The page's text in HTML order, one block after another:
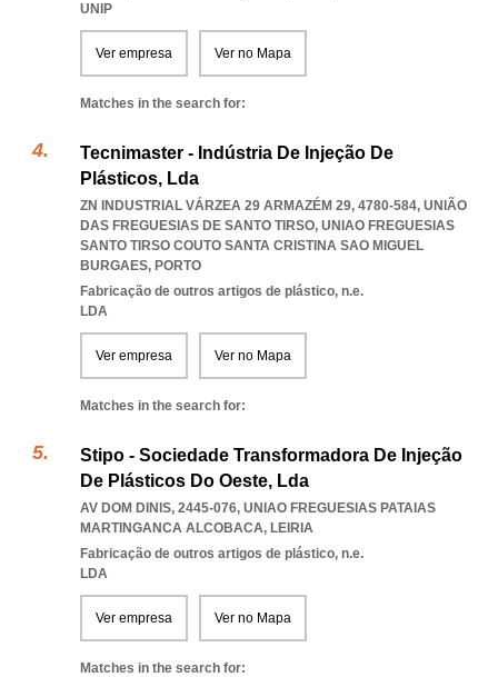
UNIP
Ver empresa Ver no Mapa
Matches in the search for:
Tecnimaster - Indústria De Injeção De
Plásticos, Lda
ZN INDUSTRIAL VÁRZEA 29 ARMAZÉM 29, 4780-584, UNIÃO
DAS FREGUESIAS DE SANTO TIRSO, UNIAO FREGUESIAS
SANTO TIRSO COUTO SANTA CRISTINA SAO MIGUEL
BURGAES, PORTO
Fabricação de outros artigos de plástico, n.e.
LDA
Ver empresa Ver no Mapa
Matches in the search for:
Stipo - Sociedade Transformadora De Injeção
De Plásticos Do Oeste, Lda
AV DOM DINIS, 2445-076, UNIAO FREGUESIAS PATAIAS
MARTINGANCA ALCOBACA, LEIRIA
Fabricação de outros artigos de plástico, n.e.
LDA
Ver empresa Ver no Mapa
Matches in the search for: